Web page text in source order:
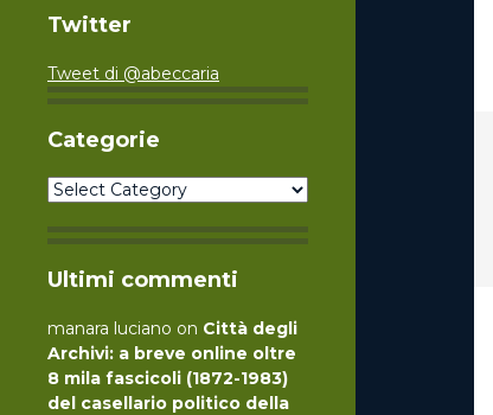
Twitter
Tweet di @abeccaria
Categorie
Categorie
Ultimi commenti
manara luciano on Città degli
Archivi: a breve online oltre
8 mila fascicoli (1872-1983)
del casellario politico della